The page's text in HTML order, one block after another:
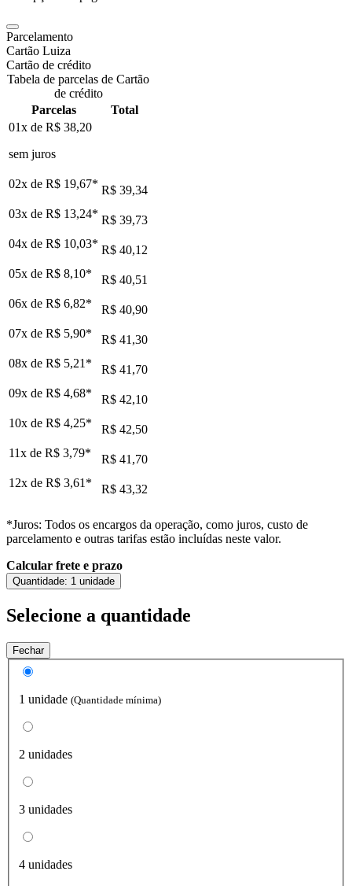
Parcelamento
Cartão Luiza
Cartão de crédito
Tabela de parcelas de Cartão
de crédito
Parcelas
Total
01x de R$ 38,20
sem juros
02x de R$ 19,67* R$ 39,34
03x de R$ 13,24* R$ 39,73
04x de R$ 10,03* R$ 40,12
05x de R$ 8,10*
R$ 40,51
06x de R$ 6,82*
R$ 40,90
07x de R$ 5,90*
R$ 41,30
08x de R$ 5,21 *
R$ 41,70
09x de R$ 4,68*
R$ 42,10
10x de R$ 4,25*
R$ 42,50
11x de R$ 3,79*
R$ 41,70
12x de R$ 3,61 * R$ 43,32
*Juros: Todos os encargos da operação, como juros, custo de
parcelamento e outras tarifas estão incluídas neste valor.
Calcular frete e prazo
Quantidade: 1 unidade
Selecione a quantidade
Fechar
1 unidade (Quantidade mínima)
2 unidades
3 unidades
4 unidades